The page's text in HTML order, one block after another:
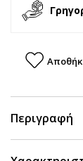
Περιγραφή